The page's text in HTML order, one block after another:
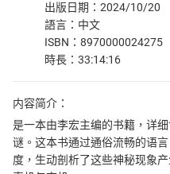
出版日期：2024/10/20
語言：中文
ISBN：8970000024275
時長：33:14:16
内容简介：
是一本由李宏主编的书籍，详
谜。这本书通过通俗流畅的语
度，生动剖析了这些神秘现象